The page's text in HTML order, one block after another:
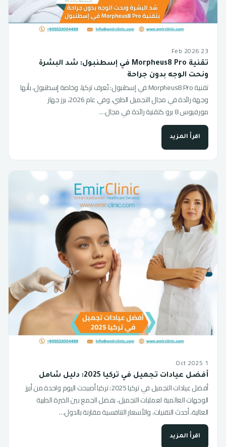
23 Feb 2026
تقنية Morpheus8 Pro في إسطنبول: شد البشرة
ونحت الوجه بدون جراحة
تقنية Morpheus8 Pro في إسطنبول: تُعرف تركيا، وخاصة إسطنبول، بأنها
وجهة رائدة في مجال التجميل الطبي، وفي عام 2026، برز جهاز
مورفيوس 8 برو كتقنية رائدة في مجال…
اقرأ المزيد
1 Oct 2025
أفضل عيادات تجميل في تركيا 2025: دليل شامل
أفضل عيادات التجميل في تركيا 2025: تركيا أصبحت اليوم واحدة من أبرز
الوجهات العالمية لعمليات التجميل، بفضل الجمع بين الخبرة الطبية
العالية، أحدث التقنيات، والأسعار التنافسية مقارنة بالدول…
اقرأ المزيد